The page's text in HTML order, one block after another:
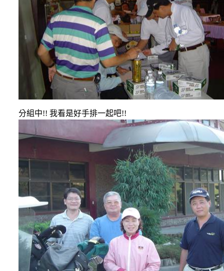
分組中!! 我看是好手排一起吧!!